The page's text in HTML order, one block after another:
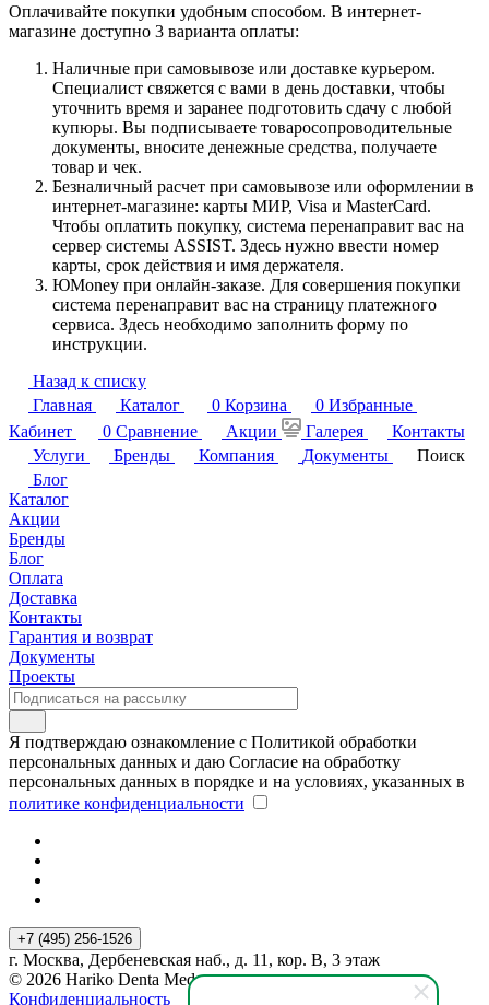
Оплачивайте покупки удобным способом. В интернет-
магазине доступно 3 варианта оплаты:
Наличные при самовывозе или доставке курьером.
Специалист свяжется с вами в день доставки, чтобы
уточнить время и заранее подготовить сдачу с любой
купюры. Вы подписываете товаросопроводительные
документы, вносите денежные средства, получаете
товар и чек.
Безналичный расчет при самовывозе или оформлении в
интернет-магазине: карты МИР, Visa и MasterCard.
Чтобы оплатить покупку, система перенаправит вас на
сервер системы ASSIST. Здесь нужно ввести номер
карты, срок действия и имя держателя.
ЮMoney при онлайн-заказе. Для совершения покупки
система перенаправит вас на страницу платежного
сервиса. Здесь необходимо заполнить форму по
инструкции.
Назад к списку
Главная
Каталог 0 Корзина 0 Избранные
Кабинет
0 Сравнение Акции Галерея
Контакты
Услуги
Бренды Компания Документы
Поиск
Блог
Каталог
Акции
Бренды
Блог
Оплата
Доставка
Контакты
Гарантия и возврат
Документы
Проекты
Я подтверждаю ознакомление с Политикой обработки
персональных данных и даю Согласие на обработку
персональных данных в порядке и на условиях, указанных в
политике конфиденциальности
+7 (495) 256-1526
г. Москва, Дербеневская наб., д. 11, кор. В, 3 этаж
© 2026 Hariko Denta Med
Конфиденциальность